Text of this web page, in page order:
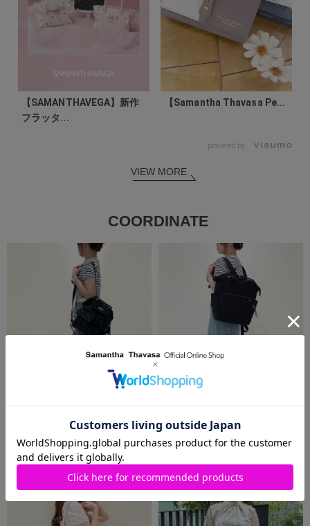
【SAMANTHAVEGA】新作
フラッタ...
【Samantha Thavasa Pe...
powered by
VIEW MORE
COORDINATE
2026.08.09
Samantha Thavasa
2026.08.08
Samantha Thavasa